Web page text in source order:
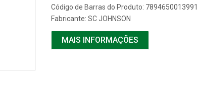
Código de Barras do Produto: 7894650013991
Fabricante: SC JOHNSON
MAIS INFORMAÇÕES